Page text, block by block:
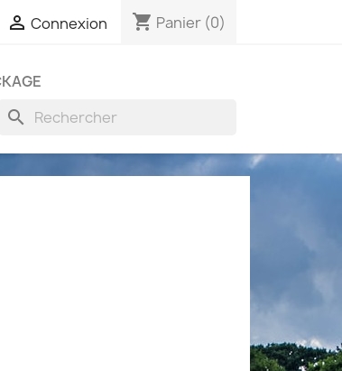
 Connexion shopping_cart Panier (0)
search